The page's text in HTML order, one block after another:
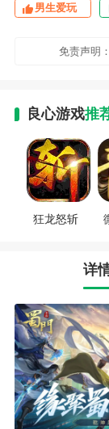
男生爱玩
免责声明
良心游戏推
狂龙怒斩
详